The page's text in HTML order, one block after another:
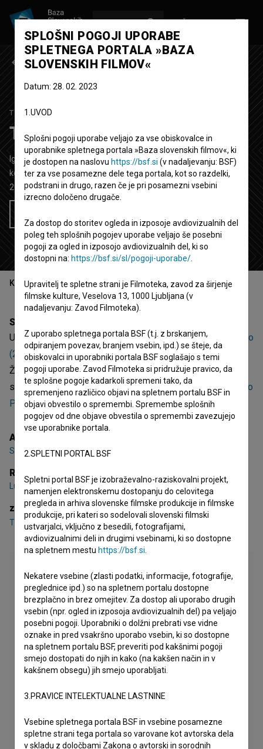
Prejšnja epizoda
TRUPLO 2. SEZONA
Truplo: Umri pokončno
Igrana TV epizoda
23' 19''
komedija, kriminalni, skrivnostni
2019
Slovenija
Kazalo
Sinopsis
Umri pokončno je 10. epizoda 2. sezone igrane serije
Truplo
(2018). NastopajoTibor Baiee,Gorka Berden, Saša Dončić
Žanrsko je opredeljena kot komedija, kriminalni in
skrivnostni. Režiser jeLuka Štigl. Nastala je v produkciji
Pro
PlusinSquareme .
Avtor serije
Sanja Raičević ,Luka Štigl
Režija
Luka Štigl
zasedba
Tibor Baiee ,Gorka Berden Saša Dončić
SPLOŠNI POGOJI UPORABE
SPLETNEGA PORTALA »BAZA
SLOVENSKIH FILMOV«
Datum: 28. 02. 2023
1.UVOD
Splošni pogoji uporabe veljajo za vse obiskovalce in
uporabnike spletnega portala »Baza slovenskih filmov«, ki
je dostopen na naslovu https://bsf.si (v nadaljevanju: BSF)
ter za vse posamezne dele tega portala, kot so razdelki,
podstrani in drugo, razen če je pri posamezni vsebini
izrecno določeno drugače.
Za dostop do storitev ogleda in izposoje avdiovizualnih del
poleg teh splošnih pogojev uporabe veljajo še posebni
pogoji za ogled in izposojo avdiovizualnih del, ki so
dostopni na: https://bsf.si/sl/pogoji-uporabe/
Upravitelj te spletne strani je Filmoteka, zavod za širjenje
filmske kulture, Veselova 13, 1000 Ljubljana (v
nadaljevanju: Zavod Filmoteka).
Z uporabo spletnega portala BSF (t.j. z brskanjem,
odpiranjem povezav, branjem vsebin, ipd.) se šteje, da
obiskovalci in uporabniki portala BSF soglašajo s temi
pogoji uporabe. Zavod Filmoteka si pridružuje pravico, da
te splošne pogoje kadarkoli spremeni tako, da
spremenjeno različico objavi na spletnem portalu BSF in
objavi obvestilo o spremembi. Spremembe splošnih
pogojev od dne objave obvestila o spremembi zavezujejo
vse uporabnike portala.
2.SPLETNI PORTAL BSF
Spletni portal BSF je izobraževalno-raziskovalni projekt,
namenjen elektronskemu dostopanju do celovitega
pregleda in arhiva slovenske filmske produkcije in filmske
produkcije, pri kateri so sodelovali slovenski filmski
ustvarjalci, vključno z besedili, fotografijami,
avdiovizualnimi deli in drugimi vsebinami, ki so dostopne
na spletnem mestu https://bsf.si
Nekatere vsebine (zlasti podatki, informacije, fotografije,
preglednice ipd.) so na spletnem portalu dostopne
brezplačno in brez omejitev. Za dostop ali uporabo drugih
vsebin (npr. ogled in izposoja avdiovizualnih del) pa veljajo
posebni pogoji. Uporabniki o dolžni prebrati vse vidne
oznake in pred vsakršno uporabo vsebin, ki so dostopne
na spletnem portalu BSF, preveriti pod kakšnimi pogoji
smejo dostopati do njih in kako (na kakšen način in v
kakšnem obsegu) jih smejo uporabljati.
3.PRAVICE INTELEKTUALNE LASTNINE
Vsebine spletnega portala BSF in vsebine posamezne
spletne strani tega portala so varovane kot avtorska dela
v skladu z določbami Zakona o avtorski in sorodnih